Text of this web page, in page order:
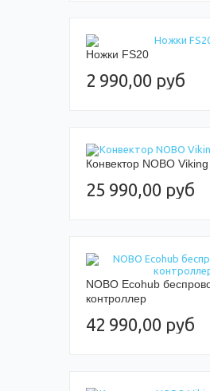
Ножки FS20
2 990,00 руб
Конвектор NOBO
25 990,00 руб
NOBO Ecohub
контроллер
42 990,00 руб